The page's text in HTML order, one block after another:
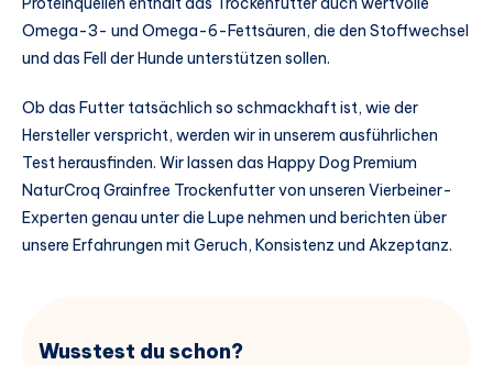
Omega-3- und Omega-6-Fettsäuren, die den Stoffwechsel
und das Fell der Hunde unterstützen sollen.
Ob das Futter tatsächlich so schmackhaft ist, wie der
Hersteller verspricht, werden wir in unserem ausführlichen
Test herausfinden. Wir lassen das Happy Dog Premium
NaturCroq Grainfree Trockenfutter von unseren Vierbeiner-
Experten genau unter die Lupe nehmen und berichten über
unsere Erfahrungen mit Geruch, Konsistenz und Akzeptanz.
Wusstest du schon?